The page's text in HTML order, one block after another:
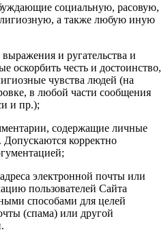
социальную, расовую,
а также любую иную
и ругательства и
оскорбить честь и достоинство,
чувства людей (на
в любой части сообщения
и пр.);
содержащие личные
Допускаются корректно
электронной почты или
пользователей Сайта
способами для целей
(спама) или другой